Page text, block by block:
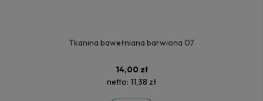
Tkanina bawełniana barwiona 07
14,00 zł
netto: 11,38 zł